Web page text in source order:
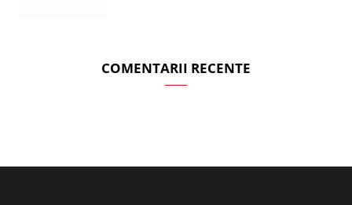
COMENTARII RECENTE